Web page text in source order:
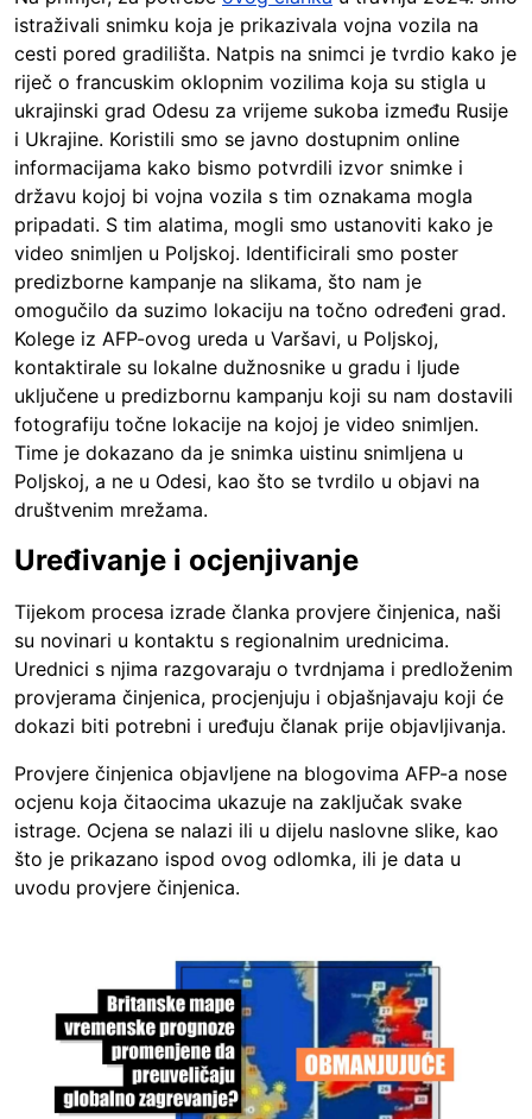
istraživali snimku koja je prikazivala vojna vozila na
cesti pored gradilišta. Natpis na snimci je tvrdio kako je
riječ o francuskim oklopnim vozilima koja su stigla u
ukrajinski grad Odesu za vrijeme sukoba između Rusije
i Ukrajine. Koristili smo se javno dostupnim online
informacijama kako bismo potvrdili izvor snimke i
državu kojoj bi vojna vozila s tim oznakama mogla
pripadati. S tim alatima, mogli smo ustanoviti kako je
video snimljen u Poljskoj. Identificirali smo poster
predizborne kampanje na slikama, što nam je
omogučilo da suzimo lokaciju na točno određeni grad.
Kolege iz AFP-ovog ureda u Varšavi, u Poljskoj,
kontaktirale su lokalne dužnosnike u gradu i ljude
uključene u predizbornu kampanju koji su nam dostavili
fotografiju točne lokacije na kojoj je video snimljen.
Time je dokazano da je snimka uistinu snimljena u
Poljskoj, a ne u Odesi, kao što se tvrdilo u objavi na
društvenim mrežama.
Uređivanje i ocjenjivanje
Tijekom procesa izrade članka provjere činjenica, naši
su novinari u kontaktu s regionalnim urednicima.
Urednici s njima razgovaraju o tvrdnjama i predloženim
provjerama činjenica, procjenjuju i objašnjavaju koji će
dokazi biti potrebni i uređuju članak prije objavljivanja.
Provjere činjenica objavljene na blogovima AFP-a nose
ocjenu koja čitaocima ukazuje na zaključak svake
istrage. Ocjena se nalazi ili u dijelu naslovne slike, kao
što je prikazano ispod ovog odlomka, ili je data u
uvodu provjere činjenica.